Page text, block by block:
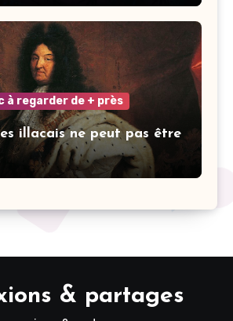
à regarder de + près
illacais ne peut pas être
& partages